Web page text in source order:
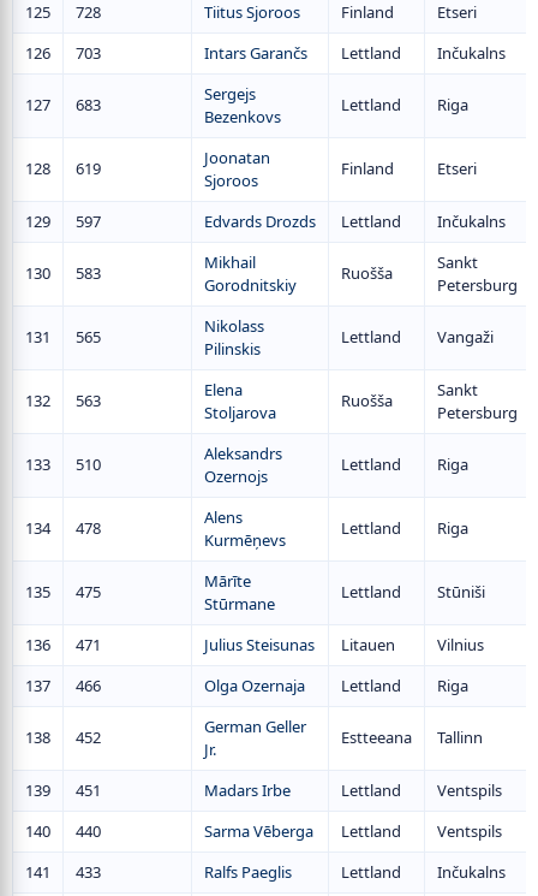
125 728 Tiitus Sjoroos Finland
Etseri
126
703 Intars Garančs Lettland Inčukalns
127 683
Sergejs
Bezenkovs
Lettland Riga
128 619
Joonatan
Sjoroos
Finland Etseri
129 597 Edvards Drozds Lettland Inčukalns
130 583
Mikhail
Gorodnitskiy
Ruošša
Sankt
Petersburg
131 565
Nikolass
Pilinskis
Lettland Vangaži
132 563
Elena
Stoljarova
Ruošša
Sankt
Petersburg
133 510
Aleksandrs
Ozernojs
Lettland Riga
134 478
Alens
Kurmēņevs
Lettland Riga
135 475
Mārīte
Stūrmane
Lettland Stūniši
136 471 Julius Steisunas Litauen
Vilnius
137
466 Olga Ozernaja Lettland Riga
138 452
German Geller
Jr.
Estteeana Tallinn
139 451 Madars Irbe Lettland
Ventspils
140
440 Sarma Vēberga Lettland
Ventspils
141
433 Ralfs Paeglis Lettland Inčukalns